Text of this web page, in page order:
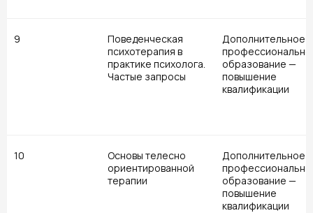
9
Поведенческая
психотерапия в
практике психолога.
Частые запросы
Дополнительное
образование —
повышение
квалификации
10
Основы телесно
ориентированной
терапии
Дополнительное
образование —
повышение
квалификации